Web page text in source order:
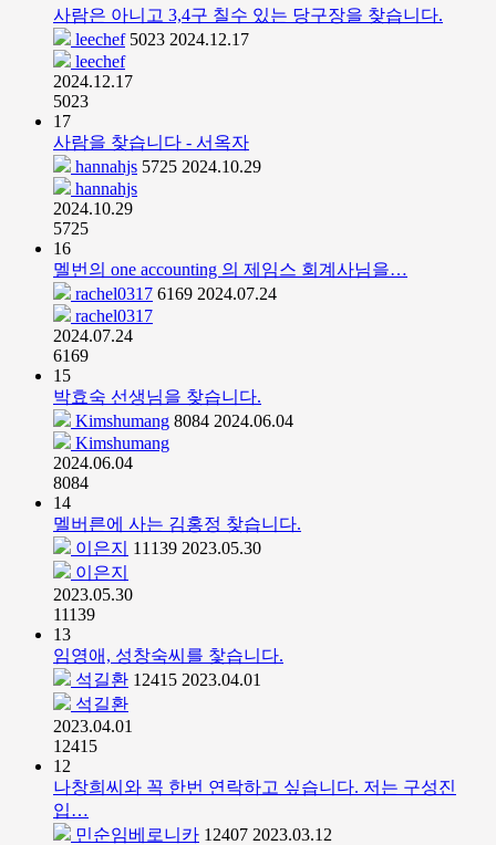
사람은 아니고 3,4구 칠수 있는 당구장을 찾습니다.
leechef 5023 2024.12.17
leechef
2024.12.17
5023
17
사람을 찾습니다 - 서옥자
hannahjs 5725 2024.10.29
hannahjs
2024.10.29
5725
16
멜번의 one accounting 의 제임스 회계사님을…
rachel0317 6169 2024.07.24
rachel0317
2024.07.24
6169
15
박효숙 선생님을 찾습니다.
Kimshumang 8084 2024.06.04
Kimshumang
2024.06.04
8084
14
멜버른에 사는 김홍정 찾습니다.
이은지
11139 2023.05.30
이은지
2023.05.30
11139
13
임영애, 성창숙씨를 찿습니다.
석길환 12415 2023.04.01
석길환
2023.04.01
12415
12
나창희씨와 꼭 한번 연락하고 싶습니다. 저는 구성진
입…
민순임베로니카 12407 2023.03.12